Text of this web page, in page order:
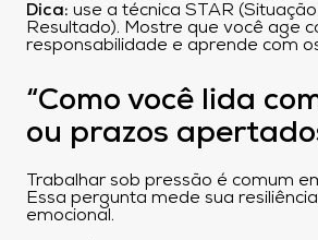
Dica: use a técnica STAR
Resultado). Mostre que você age
responsabilidade e aprende com
“Como você lida
ou prazos
Trabalhar sob pressão é comum
Essa pergunta mede sua
emocional.